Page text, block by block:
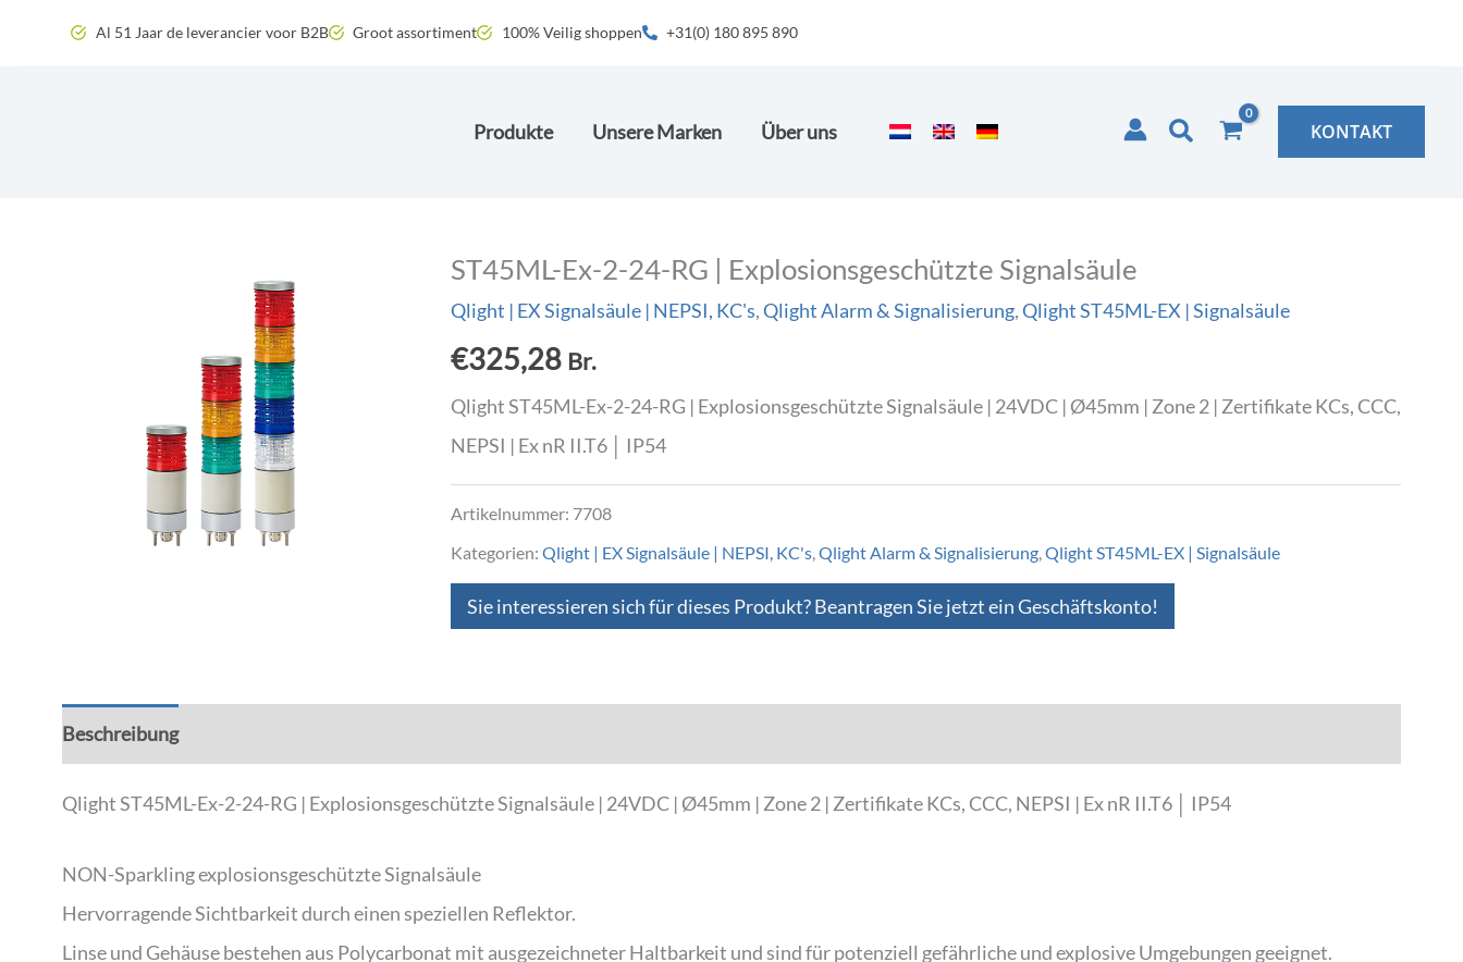
Al 51 Jaar de leverancier voor B2B Groot assortiment 100% Veilig shoppen +31(0) 180 895 890
Produkte Unsere Marken Über uns Suchen KONTAKT
ST45ML-Ex-2-24-RG | Explosionsgeschützte Signalsäule
Qlight | EX Signalsäule | NEPSI, KC's,Qlight Alarm & Signalisierung,Qlight ST45ML-EX | Signalsäule
€325,28 Br.
Qlight ST45ML-Ex-2-24-RG | Explosionsgeschützte Signalsäule | 24VDC | Ø45mm | Zone 2 | Zertifikate KCs, CCC,
NEPSI | Ex nR II.T6 │ IP54
Artikelnummer: 7708
Kategorien: Qlight | EX Signalsäule | NEPSI, KC's,Qlight Alarm & Signalisierung,Qlight ST45ML-EX | Signalsäule
Sie interessieren sich für dieses Produkt? Beantragen Sie jetzt ein Geschäftskonto!
Beschreibung
Qlight ST45ML-Ex-2-24-RG | Explosionsgeschützte Signalsäule | 24VDC | Ø45mm | Zone 2 | Zertifikate KCs, CCC, NEPSI | Ex nR II.T6 │ IP54
NON-Sparkling explosionsgeschützte Signalsäule
Hervorragende Sichtbarkeit durch einen speziellen Reflektor.
Linse und Gehäuse bestehen aus Polycarbonat mit ausgezeichneter Haltbarkeit und sind für potenziell gefährliche und explosive Umgebungen geeignet.